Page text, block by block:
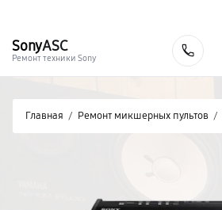
SonyASC
Ремонт техники Sony
Главная / Ремонт микшерных пультов /